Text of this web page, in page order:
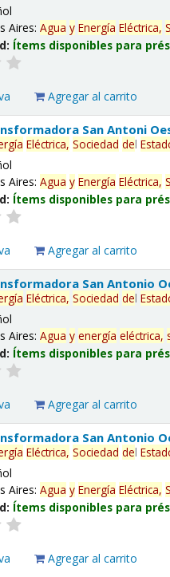
Aires:Agua y Energía Eléctrica,
Ítems disponibles para
Agregar al carrito
San Antoni
Eléctrica, Sociedad del
Aires:Agua y Energía Eléctrica,
Ítems disponibles para
Agregar al carrito
San Antonio
Eléctrica, Sociedad del
Aires:Agua y energía eléctrica,
Ítems disponibles para
Agregar al carrito
San Antonio
Eléctrica, Sociedad del
Aires:Agua y Energía Eléctrica,
Ítems disponibles para
Agregar al carrito